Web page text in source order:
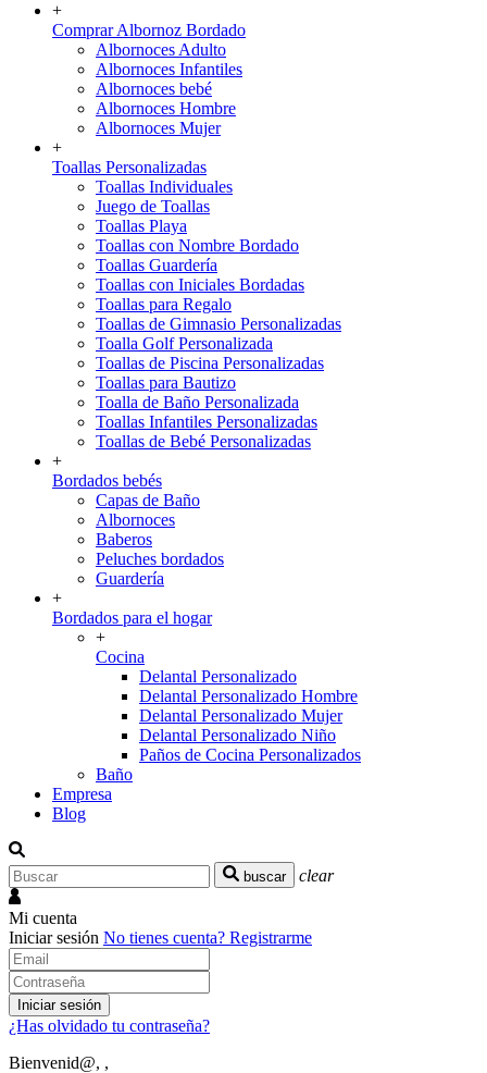
+
Comprar Albornoz Bordado
Albornoces Adulto
Albornoces Infantiles
Albornoces bebé
Albornoces Hombre
Albornoces Mujer
+
Toallas Personalizadas
Toallas Individuales
Juego de Toallas
Toallas Playa
Toallas con Nombre Bordado
Toallas Guardería
Toallas con Iniciales Bordadas
Toallas para Regalo
Toallas de Gimnasio Personalizadas
Toalla Golf Personalizada
Toallas de Piscina Personalizadas
Toallas para Bautizo
Toalla de Baño Personalizada
Toallas Infantiles Personalizadas
Toallas de Bebé Personalizadas
+
Bordados bebés
Capas de Baño
Albornoces
Baberos
Peluches bordados
Guardería
+
Bordados para el hogar
+
Cocina
Delantal Personalizado
Delantal Personalizado Hombre
Delantal Personalizado Mujer
Delantal Personalizado Niño
Paños de Cocina Personalizados
Baño
Empresa
Blog
buscar clear
Mi cuenta
Iniciar sesión No tienes cuenta? Registrarme
Iniciar sesión
¿Has olvidado tu contraseña?
Bienvenid@, ,